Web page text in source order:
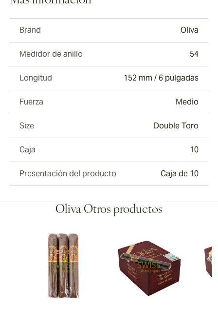
Brand Oliva
Medidor de anillo 54
Longitud 152 mm / 6 pulgadas
Fuerza Medio
Size Double Toro
Caja 10
Presentación del producto Caja de 10
Oliva Otros productos